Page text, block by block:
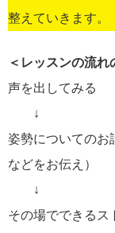
整えていきます。
＜レッスンの流れ
声を出してみる
↓
姿勢についてのお
などをお伝え）
↓
その場でできるス